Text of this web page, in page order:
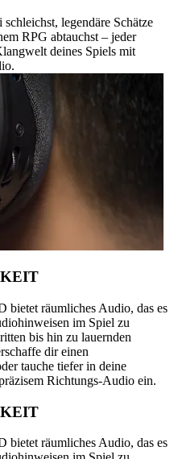
legendäre Schätze
RPG abtauchst – jeder
deines Spiels mit
räumliches Audio, das es
im Spiel zu
bis hin zu lauernden
dir einen
tauche tiefer in deine
Richtungs-Audio ein.
räumliches Audio, das es